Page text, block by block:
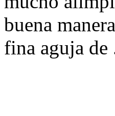
buena
fina aguja